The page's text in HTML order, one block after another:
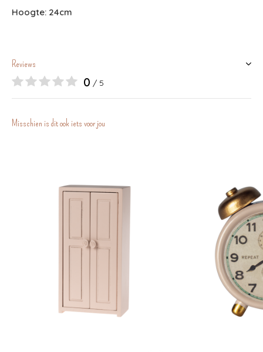
Hoogte: 24cm
Reviews
0 / 5
Misschien is dit ook iets voor jou